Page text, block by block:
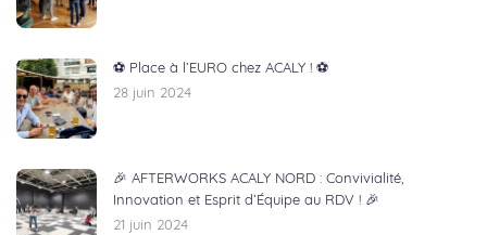
⚽ Place à l’EURO chez ACALY ! ⚽
28 juin 2024
🎉 AFTERWORKS ACALY NORD : Convivialité,
Innovation et Esprit d’Équipe au RDV ! 🎉
21 juin 2024